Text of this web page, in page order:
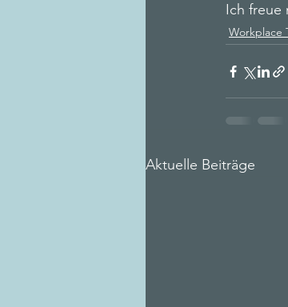
Ich freue
Workplace
Aktuelle Beiträge